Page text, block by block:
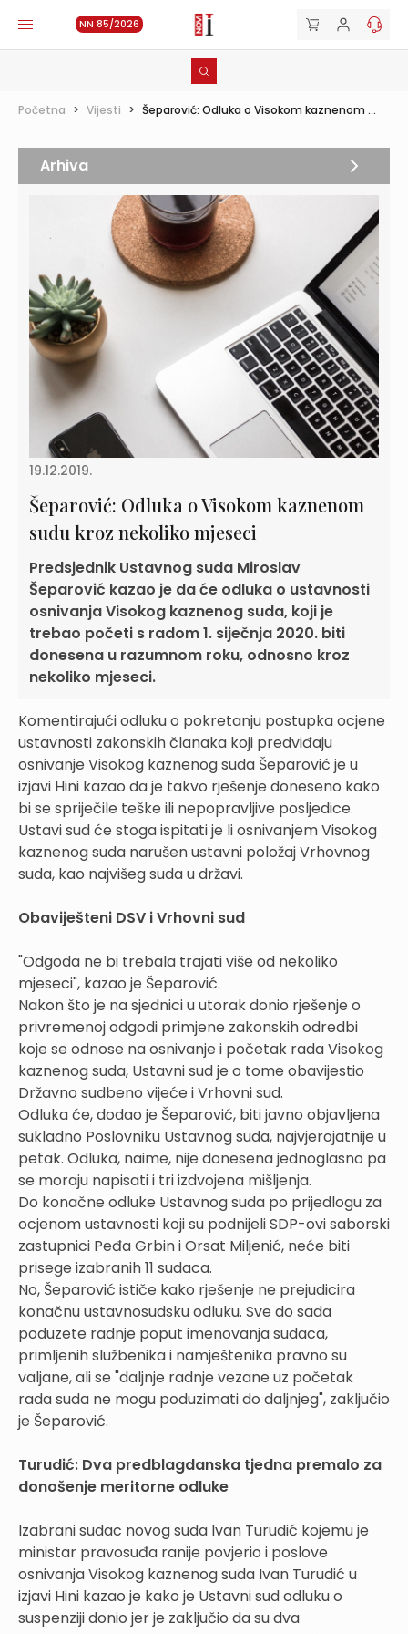
NN 85/2026
Početna > Vijesti > Šeparović: Odluka o Visokom kaznenom ...
19.12.2019.
Šeparović: Odluka o Visokom kaznenom
sudu kroz nekoliko mjeseci
Predsjednik Ustavnog suda Miroslav
Šeparović kazao je da će odluka o ustavnosti
osnivanja Visokog kaznenog suda, koji je
trebao početi s radom 1. siječnja 2020. biti
donesena u razumnom roku, odnosno kroz
nekoliko mjeseci.
Komentirajući odluku o pokretanju postupka ocjene
ustavnosti zakonskih članaka koji predviđaju
osnivanje Visokog kaznenog suda Šeparović je u
izjavi Hini kazao da je takvo rješenje doneseno kako
bi se spriječile teške ili nepopravljive posljedice.
Ustavi sud će stoga ispitati je li osnivanjem Visokog
kaznenog suda narušen ustavni položaj Vrhovnog
suda, kao najvišeg suda u državi.
Obaviješteni DSV i Vrhovni sud
"Odgoda ne bi trebala trajati više od nekoliko
mjeseci", kazao je Šeparović.
Nakon što je na sjednici u utorak donio rješenje o
privremenoj odgodi primjene zakonskih odredbi
koje se odnose na osnivanje i početak rada Visokog
kaznenog suda, Ustavni sud je o tome obavijestio
Državno sudbeno vijeće i Vrhovni sud.
Odluka će, dodao je Šeparović, biti javno objavljena
sukladno Poslovniku Ustavnog suda, najvjerojatnije u
petak. Odluka, naime, nije donesena jednoglasno pa
se moraju napisati i tri izdvojena mišljenja.
Do konačne odluke Ustavnog suda po prijedlogu za
ocjenom ustavnosti koji su podnijeli SDP-ovi saborski
zastupnici Peđa Grbin i Orsat Miljenić, neće biti
prisege izabranih 11 sudaca.
No, Šeparović ističe kako rješenje ne prejudicira
konačnu ustavnosudsku odluku. Sve do sada
poduzete radnje poput imenovanja sudaca,
primljenih službenika i namještenika pravno su
valjane, ali se "daljnje radnje vezane uz početak
rada suda ne mogu poduzimati do daljnjeg", zaključio
je Šeparović.
Turudić: Dva predblagdanska tjedna premalo za
donošenje meritorne odluke
Izabrani sudac novog suda Ivan Turudić kojemu je
ministar pravosuđa ranije povjerio i poslove
osnivanja Visokog kaznenog suda Ivan Turudić u
izjavi Hini kazao je kako je Ustavni sud odluku o
suspenziji donio jer je zaključio da su dva
Arhiva